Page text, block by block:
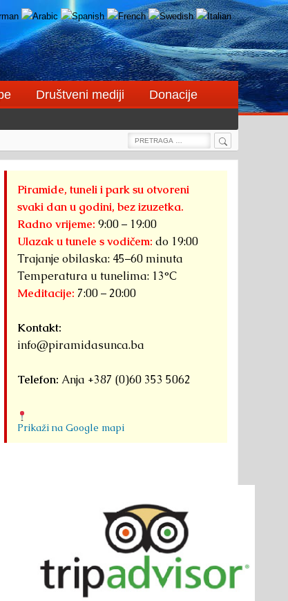
Društveni mediji
Donacije
Search
Search
Piramide, tuneli i park su otvoreni
svaki dan u godini, bez izuzetka.
Radno vrijeme: 9:00 – 19:00
Ulazak u tunele s vodičem: do 19:00
Trajanje obilaska: 45–60 minuta
Temperatura u tunelima: 13°C
Meditacije: 7:00 – 20:00
Kontakt:
info@piramidasunca.ba
Telefon: Anja +387 (0)60 353 5062
Prikaži na Google mapi